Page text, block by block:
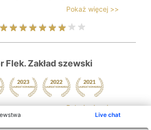
Live chat
Pokaż więcej >>
Flek. Zakład szewski
Pokaż więcej >>